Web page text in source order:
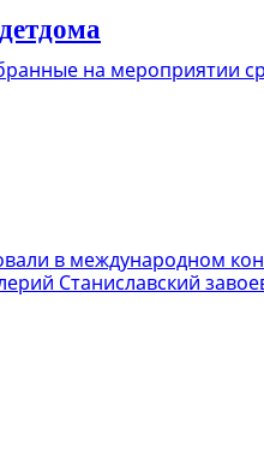
на мероприятии
в международном
Станиславский